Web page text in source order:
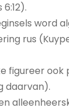
word
rus (Kuyper,
figureer ook
daarvan).